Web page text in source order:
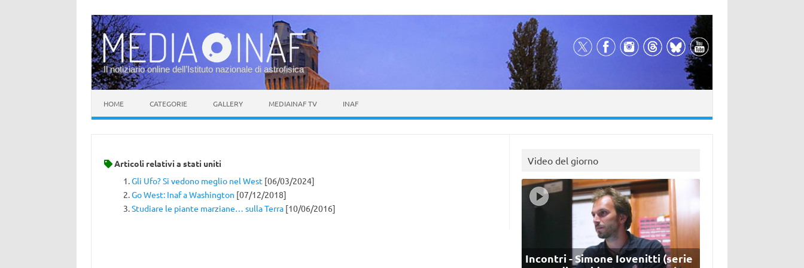
Il notiziario online dell’Istituto nazionale di astrofisica
HOME CATEGORIE GALLERY MEDIAINAF TV INAF
Articoli relativi a stati uniti
Gli Ufo? Si vedono meglio nel West [06/03/2024]
Go West: Inaf a Washington [07/12/2018]
Studiare le piante marziane… sulla Terra[10/06/2016]
Video del giorno
Incontri - Simone Iovenitti (serie